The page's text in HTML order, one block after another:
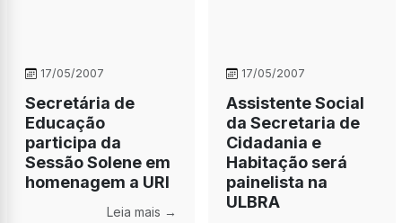
17/05/2007
Secretária de
Educação
participa da
Sessão Solene em
homenagem a URI
Leia mais →
17/05/2007
Assistente Social
da Secretaria de
Cidadania e
Habitação será
painelista na
ULBRA